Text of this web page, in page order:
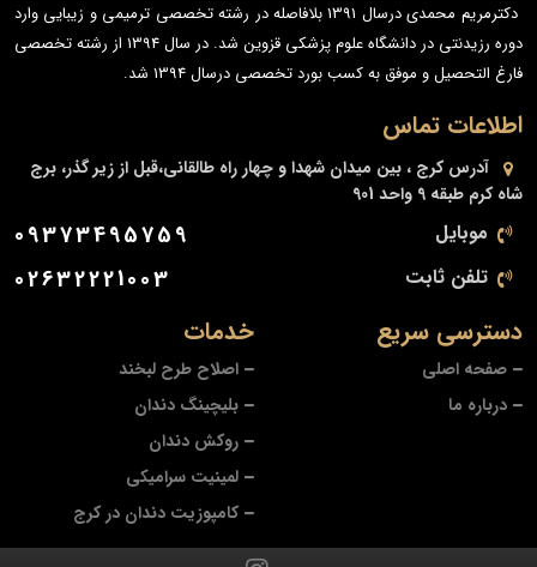
دکترمریم محمدی درسال 1391 بلافاصله در رشته تخصصی ترمیمی و زیبایی وارد
دوره رزیدنتی در دانشگاه علوم پزشکی قزوین شد. در سال 1394 از رشته تخصصی
فارغ التحصیل و موفق به کسب بورد تخصصی درسال 1394 شد.
خدمات
اصلاح طرح لبخند
بلیچینگ دندان
روکش دندان
لمینیت سرامیکی
کامپوزیت دندان در کرج
دسترسی سریع
صفحه اصلی
درباره ما
اطلاعات تماس
آدرس کرج ، بین میدان شهدا و چهار راه طالقانی،قبل از زیر گذر، برج
شاه کرم طبقه 9 واحد 901
موبایل 09373495759
تلفن ثابت 02632221003